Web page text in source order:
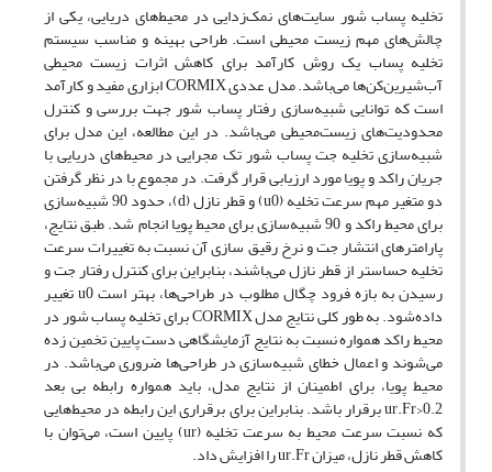
تخلیه پساب شور سایت‌های نمک‌زدایی در محیط‌های دریایی، یکی از
چالش‌های مهم زیست محیطی است. طراحی بهینه و مناسب سیستم
تخلیه پساب یک روش کارآمد برای کاهش اثرات زیست محیطی
آب‌شیرین‌کن‌ها می‌باشد. مدل عددی CORMIX ابزاری مفید و کارآمد
است که توانایی شبیه‌سازی رفتار پساب شور جهت بررسی و کنترل
محدودیت‌های زیست‌محیطی می‌باشد. در این مطالعه، این مدل برای
شبیه‌سازی تخلیه جت پساب شور تک مجرایی در محیط‌های دریایی با
جریان راکد و پویا مورد ارزیابی قرار گرفت. در مجموع با در نظر گرفتن
دو متغیر مهم سرعت تخلیه (u0) و قطر نازل (d)، حدود 90 شبیه‌سازی
برای محیط راکد و 90 شبیه‌سازی برای محیط پویا انجام شد. طبق نتایج،
پارامترهای انتشار جت و نرخ رقیق سازی آن نسبت به تغییرات سرعت
تخلیه حساستر از قطر نازل می‌باشند، بنابراین برای کنترل رفتار جت و
رسیدن به بازه فرود چگال مطلوب در طراحی‌ها، بهتر است u0 تغییر
داده‌شود. به طور کلی نتایج مدل CORMIX برای تخلیه پساب شور در
محیط راکد همواره نسبت به نتایج آزمایشگاهی دست پایین تخمین زده
می‌شوند و اعمال خطای شبیه‌سازی در طراحی‌ها ضروری می‌باشد. در
محیط پویا، برای اطمینان از نتایج مدل، باید همواره رابطه بی بعد
ur.Fr>0.2 برقرار باشد. بنابراین برای برقراری این رابطه در محیط‌هایی
که نسبت سرعت محیط به سرعت تخلیه (ur) پایین است، می‌توان با
کاهش قطر نازل، میزان ur.Fr را افزایش داد.